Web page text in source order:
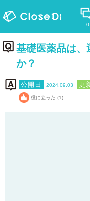
基礎医薬品は、
か？
2024.09.03
役に立った (1)